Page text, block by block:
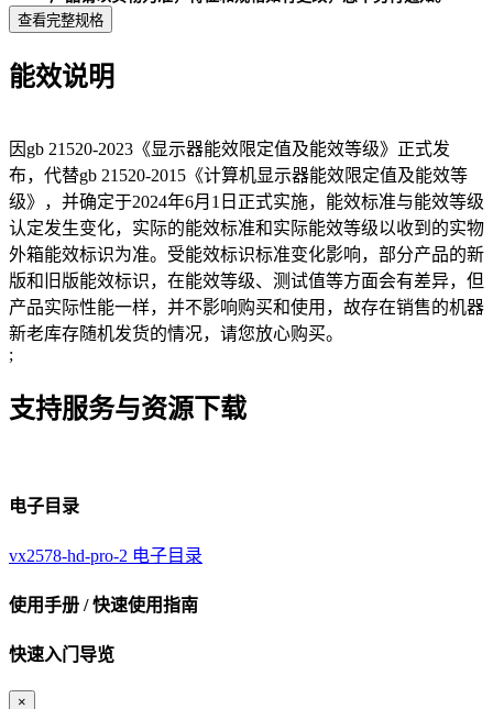
查看完整规格
能效说明
因gb 21520-2023《显示器能效限定值及能效等级》正式发
布，代替gb 21520-2015《计算机显示器能效限定值及能效等
级》，并确定于2024年6月1日正式实施，能效标准与能效等级
认定发生变化，实际的能效标准和实际能效等级以收到的实物
外箱能效标识为准。受能效标识标准变化影响，部分产品的新
版和旧版能效标识，在能效等级、测试值等方面会有差异，但
产品实际性能一样，并不影响购买和使用，故存在销售的机器
新老库存随机发货的情况，请您放心购买。
;
支持服务与资源下载
电子目录
vx2578-hd-pro-2 电子目录
使用手册 / 快速使用指南
快速入门导览
×